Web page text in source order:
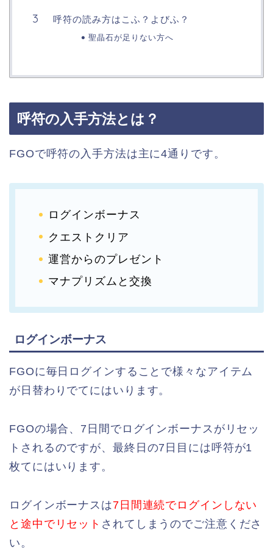
呼符の読み方はこふ？よびふ？
聖晶石が足りない方へ
呼符の入手方法とは？
FGOで呼符の入手方法は主に4通りです。
ログインボーナス
クエストクリア
運営からのプレゼント
マナプリズムと交換
ログインボーナス
FGOに毎日ログインすることで様々なアイテム
が日替わりでてにはいります。
FGOの場合、7日間でログインボーナスがリセッ
トされるのですが、最終日の7日目には呼符が1
枚てにはいります。
ログインボーナスは7日間連続でログインしない
と途中でリセット されてしまうのでご注意くださ
い。